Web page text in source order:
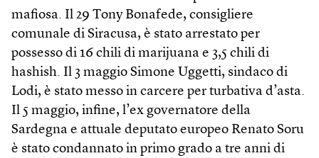
mafiosa. Il 29 Tony Bonafede, consigliere
comunale di Siracusa, è stato arrestato per
possesso di 16 chili di marijuana e 3,5 chili di
hashish. Il 3 maggio Simone Uggetti, sindaco di
Lodi, è stato messo in carcere per turbativa d’asta.
Il 5 maggio, infine, l’ex governatore della
Sardegna e attuale deputato europeo Renato Soru
è stato condannato in primo grado a tre anni di